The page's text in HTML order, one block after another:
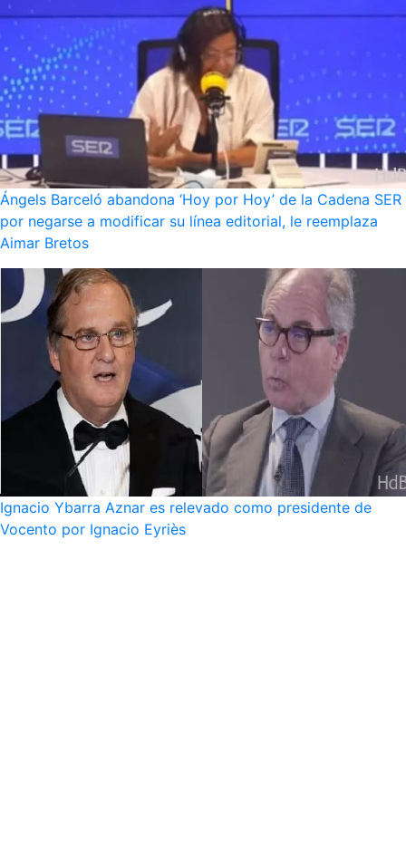
Ángels Barceló abandona ‘Hoy por Hoy’ de la Cadena SER
por negarse a modificar su línea editorial, le reemplaza
Aimar Bretos
Ignacio Ybarra Aznar es relevado como presidente de
Vocento por Ignacio Eyriès